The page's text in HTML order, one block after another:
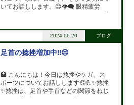
いてお話しします。😊👁️‍🗨️ 眼精疲労
ね目の疲れを解消するためには、👀✋目
のマッサージや💧目薬の使用がオススメ
です。 また、こまめな💪目の休憩も大
2024.06.20 ブログ
足首の捻挫増加中‼️😣
🏥 こんにちは！今日は捻挫やケガ、ス
ポーツについてお話しします🤕💪✨捻挫
✨捻挫は、足首や手首などの関節をねじ